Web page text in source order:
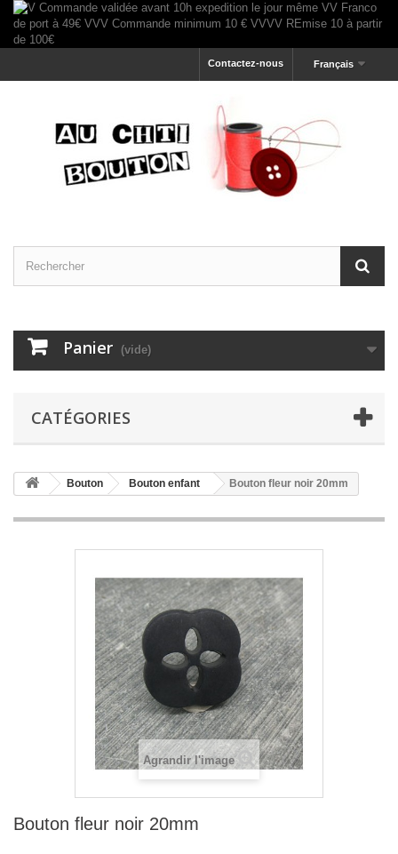
Français
Contactez-nous
Panier (vide)
CATÉGORIES
Bouton Bouton enfant Bouton fleur noir 20mm
Agrandir l'image
Bouton fleur noir 20mm